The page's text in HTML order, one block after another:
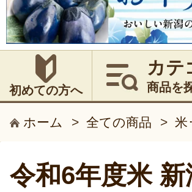
初めての方へ
カテ
商品を
ホーム > 全ての商品 > 米
令和6年度米